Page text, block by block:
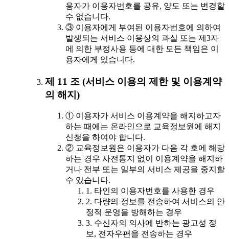
용자가 이용자번호를 공유, 양도 또는 변경할
수 없습니다.
③ 이용자에게 부여된 이용자번호에 의하여
발생되는 서비스 이용상의 과실 또는 제3자
에 의한 부정사용 등에 대한 모든 책임은 이
용자에게 있습니다.
제 11 조 (서비스 이용의 제한 및 이용계약
의 해지)
① 이용자가 서비스 이용계약을 해지하고자
하는 때에는 온라인으로 교육정보원에 해지
신청을 하여야 합니다.
② 교육정보원은 이용자가 다음 각 호에 해당
하는 경우 사전통지 없이 이용계약을 해지하
거나 전부 또는 일부의 서비스 제공을 중지할
수 있습니다.
1. 타인의 이용자번호를 사용한 경우
2. 다량의 정보를 전송하여 서비스의 안
정적 운영을 방해하는 경우
3. 수신자의 의사에 반하는 광고성 정
보, 전자우편을 전송하는 경우